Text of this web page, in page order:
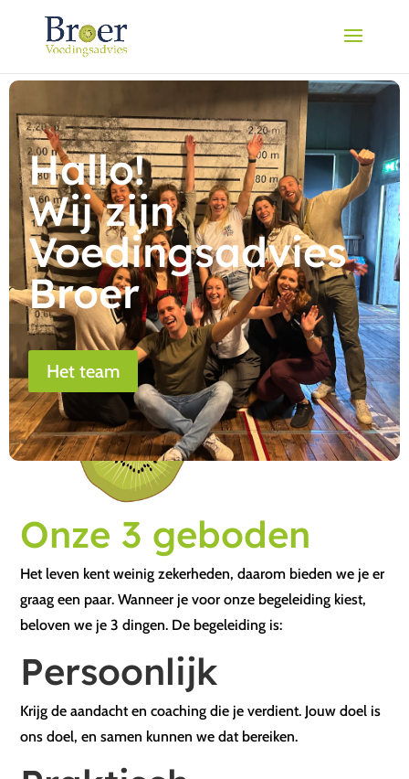
Hallo!
Wij zijn
Voedingsadvies
Broer
Het team
Onze 3 geboden
Het leven kent weinig zekerheden, daarom bieden we je er
graag een paar. Wanneer je voor onze begeleiding kiest,
beloven we je 3 dingen. De begeleiding is:
Persoonlijk
Krijg de aandacht en coaching die je verdient. Jouw doel is
ons doel, en samen kunnen we dat bereiken.